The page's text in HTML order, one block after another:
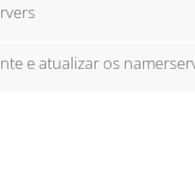
e atualizar os